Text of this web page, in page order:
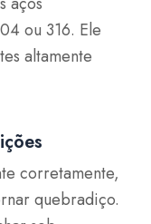
ou 316. Ele
altamente
corretamente,
quebradiço.